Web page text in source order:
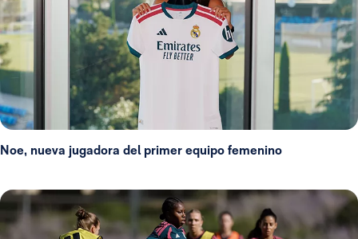
Noe, nueva jugadora del primer equipo femenino